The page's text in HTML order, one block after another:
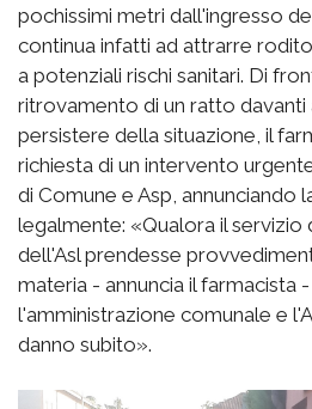
pochissimi metri dall'ingresso
continua infatti ad attrarre
a potenziali rischi sanitari. Di
ritrovamento di un ratto
persistere della situazione, il
richiesta di un intervento
di Comune e Asp, annunciando
legalmente: «Qualora il servizio
dell'Asl prendesse
materia - annuncia il farmacista
l'amministrazione comunale e
danno subito».